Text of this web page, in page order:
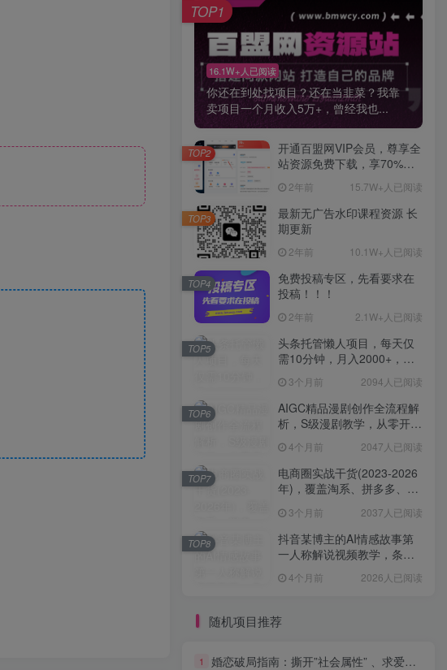
16.1W+人已阅读
你还在到处找项目？还在当韭菜？我靠
卖项目一个月收入5万+，曾经我也...
TOP1
开通百盟网VIP会员，尊享全
站资源免费下载，享70%的
惠】2年前 15.7W+人已阅读
TOP2
最新无广告水印课程资源 长
期更新
2年前 10.1W+人已阅读
TOP3
免费投稿专区，先看要求在
投稿！！！
2年前 2.1W+人已阅读
TOP4
头条托管懒人项目，每天仅
需10分钟，月入2000+，纯
【揭秘】
3个月前 2094人已阅读
TOP5
AIGC精品漫剧创作全流程解
析，S级漫剧教学，从零开始
4个月前 2047人已阅读
TOP6
电商圈实战干货(2023-2026
年)，覆盖淘系、拼多多、抖
电商人避开坑、提效率、稳
盈利(更新4月)
3个月前 2037人已阅读
TOP7
抖音某博主的AI情感故事第
一人称解说视频教学，条条
4个月前 2026人已阅读
TOP8
随机项目推荐
1 婚恋破局指南：撕开”社会属性” 、求爱头败上 到”精准出击”的实操手册